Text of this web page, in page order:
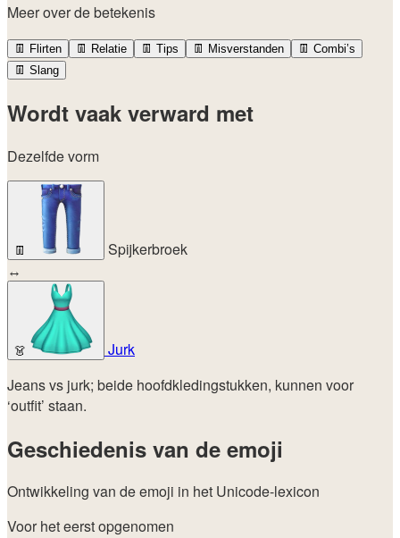
Meer over de betekenis
👖 Flirten 👖 Relatie 👖 Tips 👖 Misverstanden 👖 Combi’s
👖 Slang
Wordt vaak verward met
Dezelfde vorm
👖
Spijkerbroek
↔
👗
Jurk
Jeans vs jurk; beide hoofdkledingstukken, kunnen voor
‘outfit’ staan.
Geschiedenis van de emoji
Ontwikkeling van de emoji in het Unicode-lexicon
Voor het eerst opgenomen